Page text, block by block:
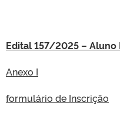
Edital 157/2025 –
Anexo I
formulário de Inscrição